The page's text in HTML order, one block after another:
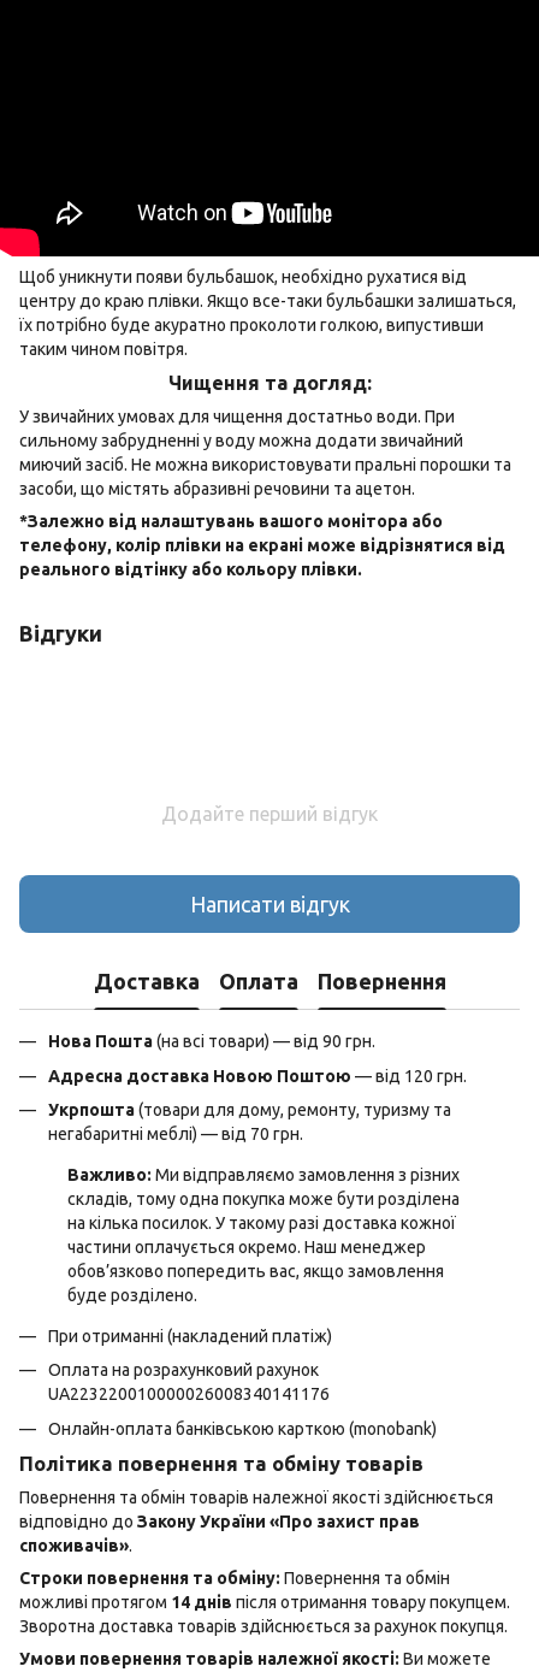
Щоб уникнути появи бульбашок, необхідно рухатися від
центру до краю плівки. Якщо все-таки бульбашки залишаться,
їх потрібно буде акуратно проколоти голкою, випустивши
таким чином повітря.
Чищення та догляд:
У звичайних умовах для чищення достатньо води. При
сильному забрудненні у воду можна додати звичайний
миючий засіб. Не можна використовувати пральні порошки та
засоби, що містять абразивні речовини та ацетон.
*Залежно від налаштувань вашого монітора або
телефону, колір плівки на екрані може відрізнятися від
реального відтінку або кольору плівки.
Відгуки
Додайте перший відгук
Написати відгук
Доставка Оплата Повернення
Нова Пошта(на всі товари) — від 90 грн.
Адресна доставка Новою Поштою — від 120 грн.
Укрпошта(товари для дому, ремонту, туризму та
негабаритні меблі) — від 70 грн.
Важливо: Ми відправляємо замовлення з різних
складів, тому одна покупка може бути розділена
на кілька посилок. У такому разі доставка кожної
частини оплачується окремо. Наш менеджер
обов’язково попередить вас, якщо замовлення
буде розділено.
При отриманні (накладений платіж)
Оплата на розрахунковий рахунок
UA223220010000026008340141176
Онлайн-оплата банківською карткою (monobank)
Політика повернення та обміну товарів
Повернення та обмін товарів належної якості здійснюється
відповідно до Закону України «Про захист прав
споживачів».
Строки повернення та обміну: Повернення та обмін
можливі протягом 14 днів після отримання товару покупцем.
Зворотна доставка товарів здійснюється за рахунок покупця.
Умови повернення товарів належної якості: Ви можете